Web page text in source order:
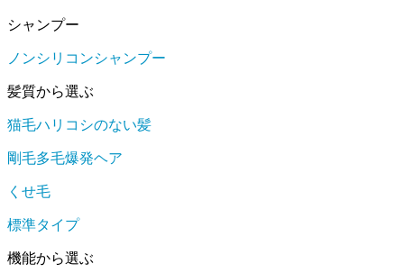
シャンプー
ノンシリコンシャンプー
髪質から選ぶ
猫毛ハリコシのない髪
剛毛多毛爆発ヘア
くせ毛
標準タイプ
機能から選ぶ